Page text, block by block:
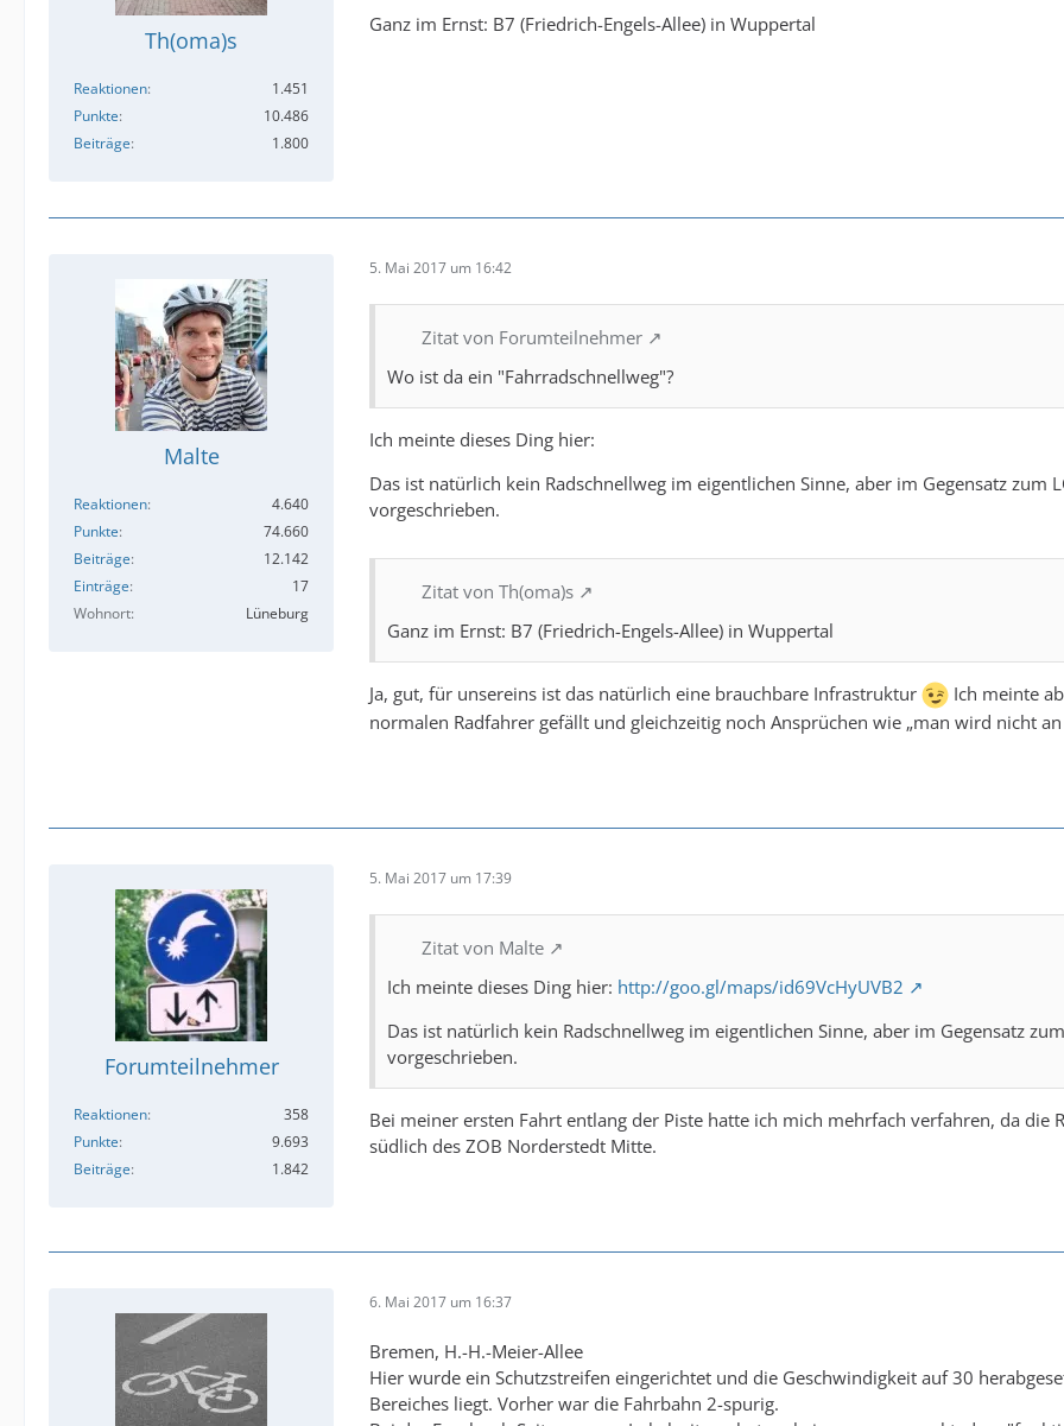
Th(oma)s
Reaktionen
1.451
Punkte
10.486
Beiträge
1.800
Ganz im Ernst: B7 (Friedrich-Engels-Allee) in Wuppertal
Malte
Reaktionen
4.640
Punkte
74.660
Beiträge
12.142
Einträge
17
Wohnort
Lüneburg
5. Mai 2017 um 16:42
Zitat von Forumteilnehmer
Wo ist da ein "Fahrradschnellweg"?
Ich meinte dieses Ding hier:
Das ist natürlich kein Radschnellweg im eigentlichen Sinne, aber im Gegensatz zum
vorgeschrieben.
Zitat von Th(oma)s
Ganz im Ernst: B7 (Friedrich-Engels-Allee) in Wuppertal
Ja, gut, für unsereins ist das natürlich eine brauchbare Infrastruktur
Ich meinte
normalen Radfahrer gefällt und gleichzeitig noch Ansprüchen wie „man wird nicht
Forumteilnehmer
Reaktionen
358
Punkte
9.693
Beiträge
1.842
5. Mai 2017 um 17:39
Zitat von Malte
Ich meinte dieses Ding hier: http://goo.gl/maps/id69VcHyUVB2
Das ist natürlich kein Radschnellweg im eigentlichen Sinne, aber im Gegensatz
vorgeschrieben.
Bei meiner ersten Fahrt entlang der Piste hatte ich mich mehrfach verfahren, da
südlich des ZOB Norderstedt Mitte.
6. Mai 2017 um 16:37
Bremen, H.-H.-Meier-Allee
Hier wurde ein Schutzstreifen eingerichtet und die Geschwindigkeit auf 30
Bereiches liegt. Vorher war die Fahrbahn 2-spurig.